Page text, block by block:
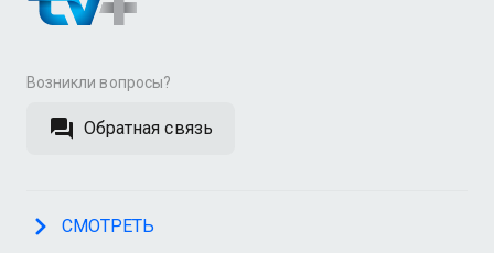
Возникли вопросы?
Обратная связь
СМОТРЕТЬ